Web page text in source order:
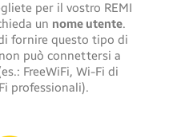
per il vostro REMI
un nome utente.
fornire questo tipo di
può connettersi a
FreeWiFi, Wi-Fi di
professionali).